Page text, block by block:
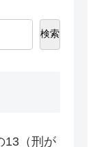
検索
13（刑が